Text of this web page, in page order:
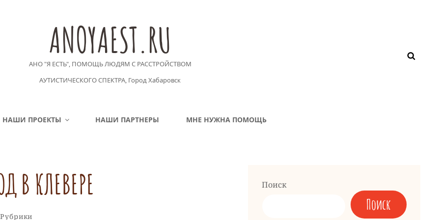
ANOYAEST.RU
АНО "Я ЕСТЬ", ПОМОЩЬ ЛЮДЯМ С РАССТРОЙСТВОМ
АУТИСТИЧЕСКОГО СПЕКТРА, Город Хабаровск
НАШИ ПРОЕКТЫ НАШИ ПАРТНЕРЫ МНЕ НУЖНА ПОМОЩЬ
В КЛЕВЕРЕ Поиск
Поиск